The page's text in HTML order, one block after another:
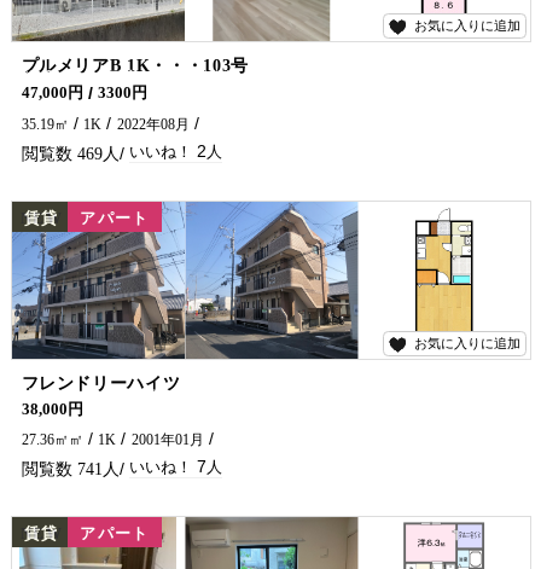
お気に入りに追加
プルメリアB 1K・・・103号
令和4年8月完成の築浅物件です＼(^o^)／インターネット無料！！ 延岡市の賃貸アパート・マンション探しは五ヶ瀬不動産まで🏠✨
47,000円
3300円
35.19㎡
1K 2022年08月
469 2
お気に入りに追加
賃貸
NEW アパート
フレンドリーハイツ
学生さん・単身の方におすすめ(*^^*) バス停近くにありますよーー！
38,000円
27.36㎡㎡
1K 2001年01月
741 7
賃貸
NEW アパート